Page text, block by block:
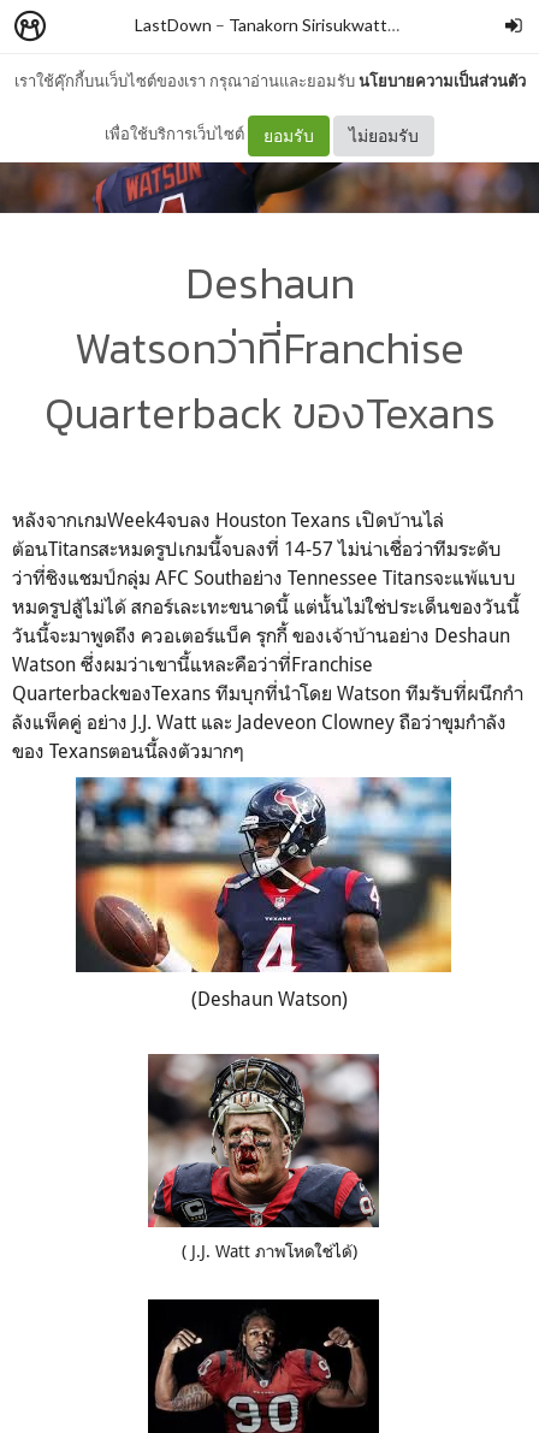
เราใช้คุ๊กกี้บนเว็บไซต์ของเรา กรุณาอ่านและยอมรับนโยบายความเป็นส่วนตัว
เพื่อใช้บริการเว็บไซต์ ยอมรับ ไม่ยอมรับ
LastDown – Tanakorn Sirisukwattana
Deshaun
Watsonว่าที่Franchise
Quarterback ของTexans
หลังจากเกมWeek4จบลง Houston Texans เปิดบ้านไล่
ต้อนTitansสะหมดรูปเกมนี้จบลงที่ 14-57 ไม่น่าเชื่อว่าทีมระดับ
ว่าที่ชิงแชมป์กลุ่ม AFC Southอย่าง Tennessee Titansจะแพ้แบบ
หมดรูปสู้ไม่ได้ สกอร์เละเทะขนาดนี้ แต่นั้นไม่ใช่ประเด็นของวันนี้
วันนี้จะมาพูดถึง ควอเตอร์แบ็ค รุกกี้ ของเจ้าบ้านอย่าง Deshaun
Watson ซึ่งผมว่าเขานี้แหละคือว่าที่Franchise
QuarterbackของTexans ทีมบุกที่นำโดย Watson ทีมรับที่ผนึกกำ
ลังแพ็คคู่ อย่าง J.J. Watt และ Jadeveon Clowney ถือว่าขุมกำลัง
ของ Texansตอนนี้ลงตัวมากๆ
(Deshaun Watson)
( J.J. Watt ภาพโหดใช่ได้)